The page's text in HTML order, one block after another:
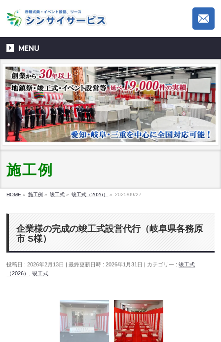
MENU
施工例
HOME » 施工例 » 竣工式 » 竣工式（2026） » 2025/09/27
企業様の完成の竣工式設営代行（岐阜県各務原
市 S様）
投稿日 : 2026年2月13日 最終更新日時 : 2026年1月31日 カテゴリー :竣工式
（2026）
,竣工式